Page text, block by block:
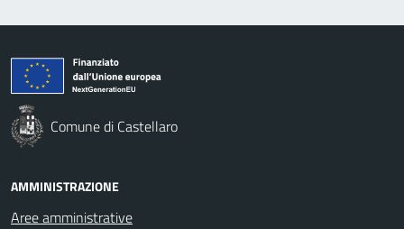
Comune di Castellaro
AMMINISTRAZIONE
Aree amministrative